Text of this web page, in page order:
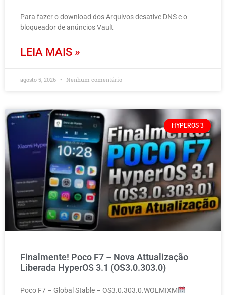
Para fazer o download dos Arquivos desative DNS e o
bloqueador de anúncios Vault
LEIA MAIS »
agosto 5, 2026 Nenhum comentário
HYPEROS 3
Finalmente! Poco F7 – Nova Attualização
Liberada HyperOS 3.1 (OS3.0.303.0)
Poco F7 – Global Stable – OS3.0.303.0.WOLMIXM